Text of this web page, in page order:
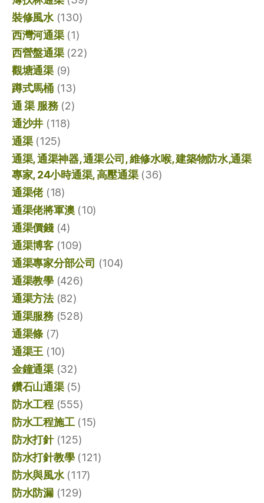
裝修風水(130)
西灣河通渠(1)
西營盤通渠(22)
觀塘通渠(9)
蹲式馬桶(13)
通 渠 服務(2)
通沙井 (118)
通渠(125)
通渠, 通渠神器, 通渠公司, 維修水喉, 建築物防水,通渠
專家, 24小時通渠, 高壓通渠(36)
通渠佬(18)
通渠佬將軍澳(10)
通渠價錢(4)
通渠博客(109)
通渠專家分部公司 (104)
通渠教學(426)
通渠方法(82)
通渠服務(528)
通渠條 (7)
通渠王 (10)
金鐘通渠(32)
鑽石山通渠(5)
防水工程(555)
防水工程施工(15)
防水打針(125)
防水打針教學(121)
防水與風水(117)
防水防漏(129)